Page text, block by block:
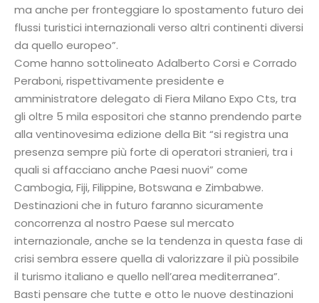
ma anche per fronteggiare lo spostamento futuro dei
flussi turistici internazionali verso altri continenti diversi
da quello europeo”.
Come hanno sottolineato Adalberto Corsi e Corrado
Peraboni, rispettivamente presidente e
amministratore delegato di Fiera Milano Expo Cts, tra
gli oltre 5 mila espositori che stanno prendendo parte
alla ventinovesima edizione della Bit “si registra una
presenza sempre più forte di operatori stranieri, tra i
quali si affacciano anche Paesi nuovi” come
Cambogia, Fiji, Filippine, Botswana e Zimbabwe.
Destinazioni che in futuro faranno sicuramente
concorrenza al nostro Paese sul mercato
internazionale, anche se la tendenza in questa fase di
crisi sembra essere quella di valorizzare il più possibile
il turismo italiano e quello nell’area mediterranea”.
Basti pensare che tutte e otto le nuove destinazioni